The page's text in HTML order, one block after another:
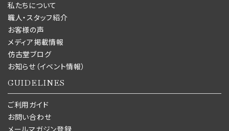
私たちについて
職人・スタッフ紹介
お客様の声
メディア掲載情報
仿古堂ブログ
お知らせ（イベント情報）
GUIDELINES
ご利用ガイド
お問い合わせ